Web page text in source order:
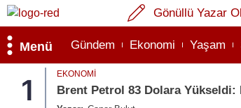
Gönüllü Yazar Ol
Menü Gündem Ekonomi Yaşam
1 EKONOMI
Brent Petrol 83 Dolara Yükseldi: